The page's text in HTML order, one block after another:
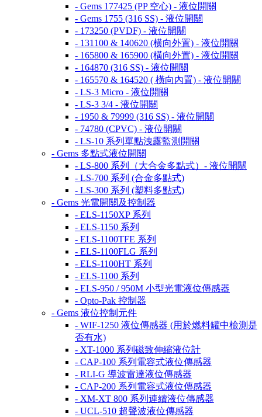
- Gems 177425 (PP 空心) - 液位開關
- Gems 1755 (316 SS) - 液位開關
- 173250 (PVDF) - 液位開關
- 131100 & 140620 (横向外置) - 液位開關
- 165800 & 165900 (橫向外置) - 液位開關
- 164870 (316 SS) - 液位開關
- 165570 & 164520 ( 橫向內置) - 液位開關
- LS-3 Micro - 液位開關
- LS-3 3/4 - 液位開關
- 1950 & 79999 (316 SS) - 液位開關
- 74780 (CPVC) - 液位開關
- LS-10 系列單點洩露監測開關
- Gems 多點式液位開關
- LS-800 系列（大合金多點式）- 液位開關
- LS-700 系列 (合金多點式)
- LS-300 系列 (塑料多點式)
- Gems 光電開關及控制器
- ELS-1150XP 系列
- ELS-1150 系列
- ELS-1100TFE 系列
- ELS-1100FLG 系列
- ELS-1100HT 系列
- ELS-1100 系列
- ELS-950 / 950M 小型光電液位傳感器
- Opto-Pak 控制器
- Gems 液位控制元件
- WIF-1250 液位傳感器 (用於燃料罐中檢測是
否有水)
- XT-1000 系列磁致伸縮液位計
- CAP-100 系列電容式液位傳感器
- RLI-G 導波雷達液位傳感器
- CAP-200 系列電容式液位傳感器
- XM-XT 800 系列連續液位傳感器
- UCL-510 超聲波液位傳感器